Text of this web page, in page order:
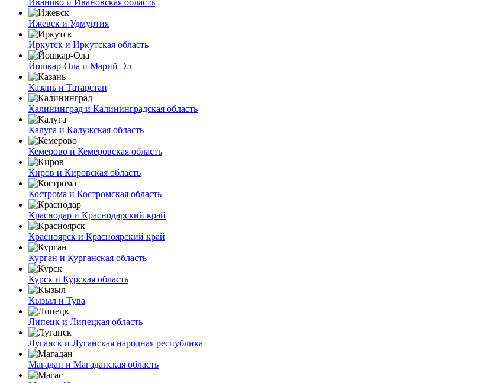
Ижевск и Удмуртия
Иркутск и Иркутская область
Йошкар-Ола и Марий Эл
Казань и Татарстан
Калининград и Калининградская область
Калуга и Калужская область
Кемерово и Кемеровская область
Киров и Кировская область
Кострома и Костромская область
Краснодар и Краснодарский край
Красноярск и Красноярский край
Курган и Курганская область
Курск и Курская область
Кызыл и Тува
Липецк и Липецкая область
Луганск и Луганская народная республика
Магадан и Магаданская область